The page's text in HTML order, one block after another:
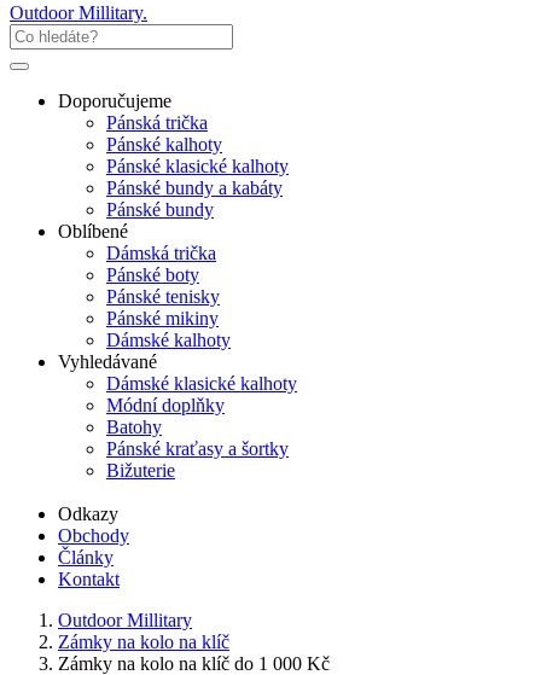
Outdoor Millitary.
Doporučujeme
Pánská trička
Pánské kalhoty
Pánské klasické kalhoty
Pánské bundy a kabáty
Pánské bundy
Oblíbené
Dámská trička
Pánské boty
Pánské tenisky
Pánské mikiny
Dámské kalhoty
Vyhledávané
Dámské klasické kalhoty
Módní doplňky
Batohy
Pánské kraťasy a šortky
Bižuterie
Odkazy
Obchody
Články
Kontakt
Outdoor Millitary
Zámky na kolo na klíč
Zámky na kolo na klíč do 1 000 Kč